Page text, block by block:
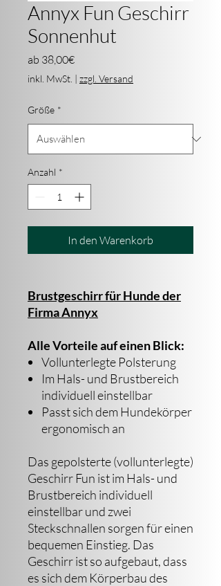
Annyx Fun Geschirr
Sonnenhut
ab 38,00€Sale-
Preis
inkl. MwSt. | zzgl. Versand
Größe *
Anzahl *
In den Warenkorb
Brustgeschirr für Hunde der
Firma Annyx
Alle Vorteile auf einen Blick:
Vollunterlegte Polsterung
Im Hals- und Brustbereich
individuell einstellbar
Passt sich dem Hundekörper
ergonomisch an
Das gepolsterte (vollunterlegte)
Geschirr Fun ist im Hals- und
Brustbereich individuell
einstellbar und zwei
Steckschnallen sorgen für einen
bequemen Einstieg. Das
Geschirr ist so aufgebaut, dass
es sich dem Körperbau des